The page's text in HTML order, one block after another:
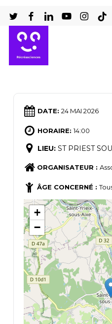
au
contenu
principal
DATE: 24 MAI 2026
HORAIRE:14:00
LIEU: ST PRIEST
ORGANISATEUR :
ÂGE CONCERNÉ :
+
−